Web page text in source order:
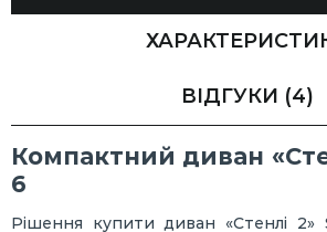
ВІДГУКИ (4)
Компактний диван
6
Рішення купити диван «Стенлі 2»